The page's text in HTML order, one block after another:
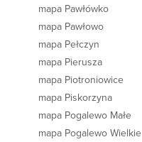
mapa Pawłówko
mapa Pawłowo
mapa Pełczyn
mapa Pierusza
mapa Piotroniowice
mapa Piskorzyna
mapa Pogalewo Małe
mapa Pogalewo Wielkie